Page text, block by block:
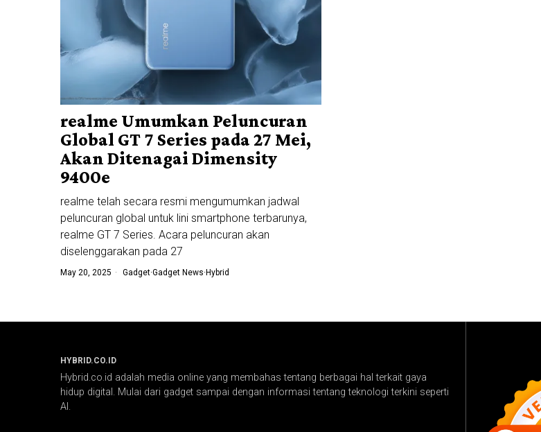
realme Umumkan Peluncuran
Global GT 7 Series pada 27 Mei,
Akan Ditenagai Dimensity
9400e
realme telah secara resmi mengumumkan jadwal
peluncuran global untuk lini smartphone terbarunya,
realme GT 7 Series. Acara peluncuran akan
diselenggarakan pada 27
May 20, 2025 Gadget·Gadget News· Hybrid
HYBRID.CO.ID
Hybrid.co.id adalah media online yang membahas tentang berbagai hal terkait gaya
hidup digital. Mulai dari gadget sampai dengan informasi tentang teknologi terkini seperti
AI.